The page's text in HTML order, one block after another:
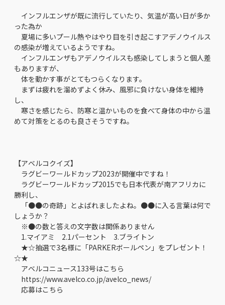
インフルエンザが既に流行していたり、気温が高い日が多か
った為か
夏場に多いプール熱やはやり目を引き起こすアデノウイルス
の感染が増えているようですね。
インフルエンザもアデノウイルスも感染してしまうと個人差
もありますが、
体を動かす事がとてもつらくなります。
まずは疲れを溜めずよく休み、風邪に負けない身体を維持
し、
寒さを感じたら、防寒と温かいものを食べて身体の中から温
めて対策をとるのも良さそうですね。
【アベルコクイズ】
ラグビーワールドカップ2023が開催中ですね！
ラグビーワールドカップ2015でも日本代表が南アフリカに
勝利し、
「●●の奇跡」とよばれましたよね。●●に入る言葉は何で
しょうか？
※●の数と答えの文字数は関係ありません
1.マイアミ 2.1パーセント 3.ブライトン
★☆抽選で3名様に「PARKERボールペン」をプレゼント！
☆★
アベルコニュース133号はこちら
https://www.avelco.co.jp/avelco_news/
応募はこちら